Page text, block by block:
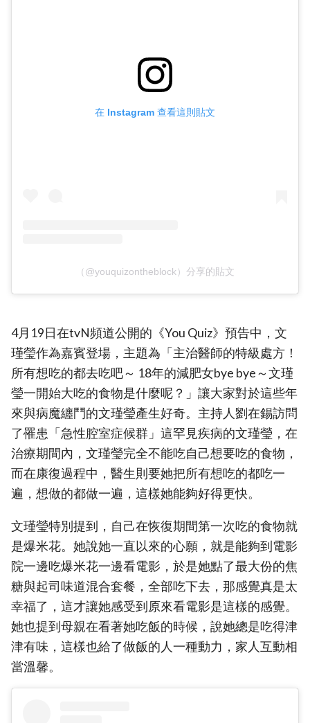
在 Instagram 查看這則貼文
（@youquizontheblock）分享的貼文
4月19日在tvN頻道公開的《You Quiz》預告中，文
瑾瑩作為嘉賓登場，主題為「主治醫師的特級處方！
所有想吃的都去吃吧～ 18年的減肥女bye bye～文瑾
瑩一開始大吃的食物是什麼呢？」讓大家對於這些年
來與病魔纏鬥的文瑾瑩產生好奇。主持人劉在錫訪問
了罹患「急性腔室症候群」這罕見疾病的文瑾瑩，在
治療期間內，文瑾瑩完全不能吃自己想要吃的食物，
而在康復過程中，醫生則要她把所有想吃的都吃一
遍，想做的都做一遍，這樣她能夠好得更快。
文瑾瑩特別提到，自己在恢復期間第一次吃的食物就
是爆米花。她說她一直以來的心願，就是能夠到電影
院一邊吃爆米花一邊看電影，於是她點了最大份的焦
糖與起司味道混合套餐，全部吃下去，那感覺真是太
幸福了，這才讓她感受到原來看電影是這樣的感覺。
她也提到母親在看著她吃飯的時候，說她總是吃得津
津有味，這樣也給了做飯的人一種動力，家人互動相
當溫馨。